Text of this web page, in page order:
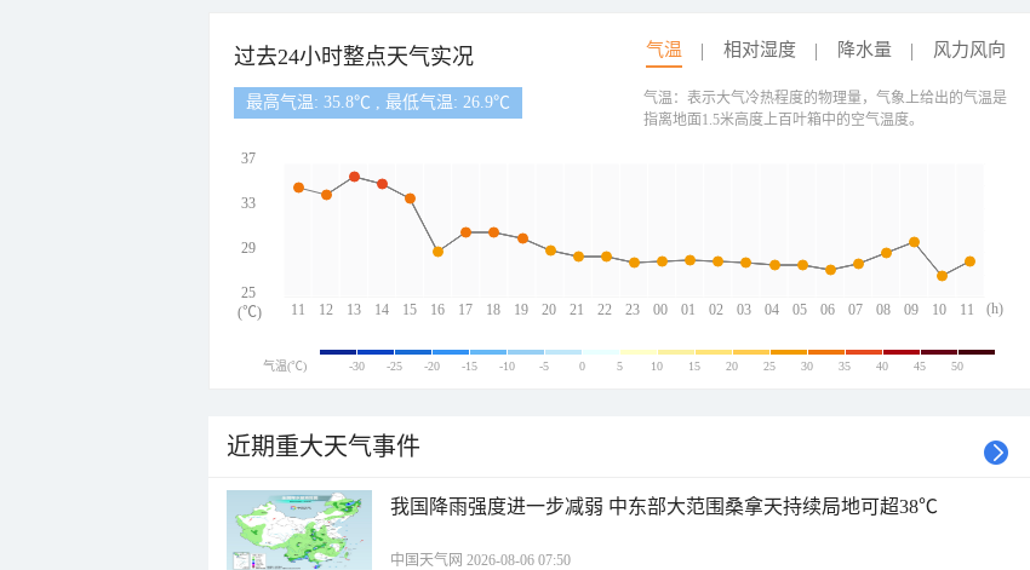
过去24小时整点天气实况 气温 相对湿度 降水量 风力风向
最高气温: 35.8℃ , 最低气温: 26.9℃
11 12 13 14 15 16 17 18 19 20 21 22 23 00 01 02 03 04 05 06 07 08 09 10 11
37
33
29
25
(h)
(℃)
气温：表示大气冷热程度的物理量，气象上给出的气温是
指离地面1.5米高度上百叶箱中的空气温度。
气温(℃) -30 -25 -20 -15 -10 -5 0 5 10 15 20 25 30 35 40 45 50
近期重大天气事件
我国降雨强度进一步减弱 中东部大范围桑拿天持续局地可超38℃
中国天气网 2026-08-06 07:50